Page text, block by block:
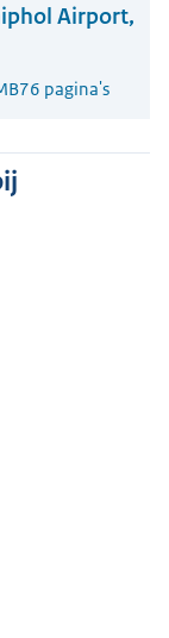
Airport,
76 pagina's